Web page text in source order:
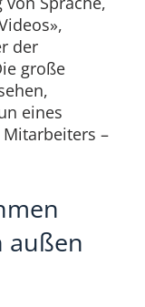
der
große
eines
–
außen